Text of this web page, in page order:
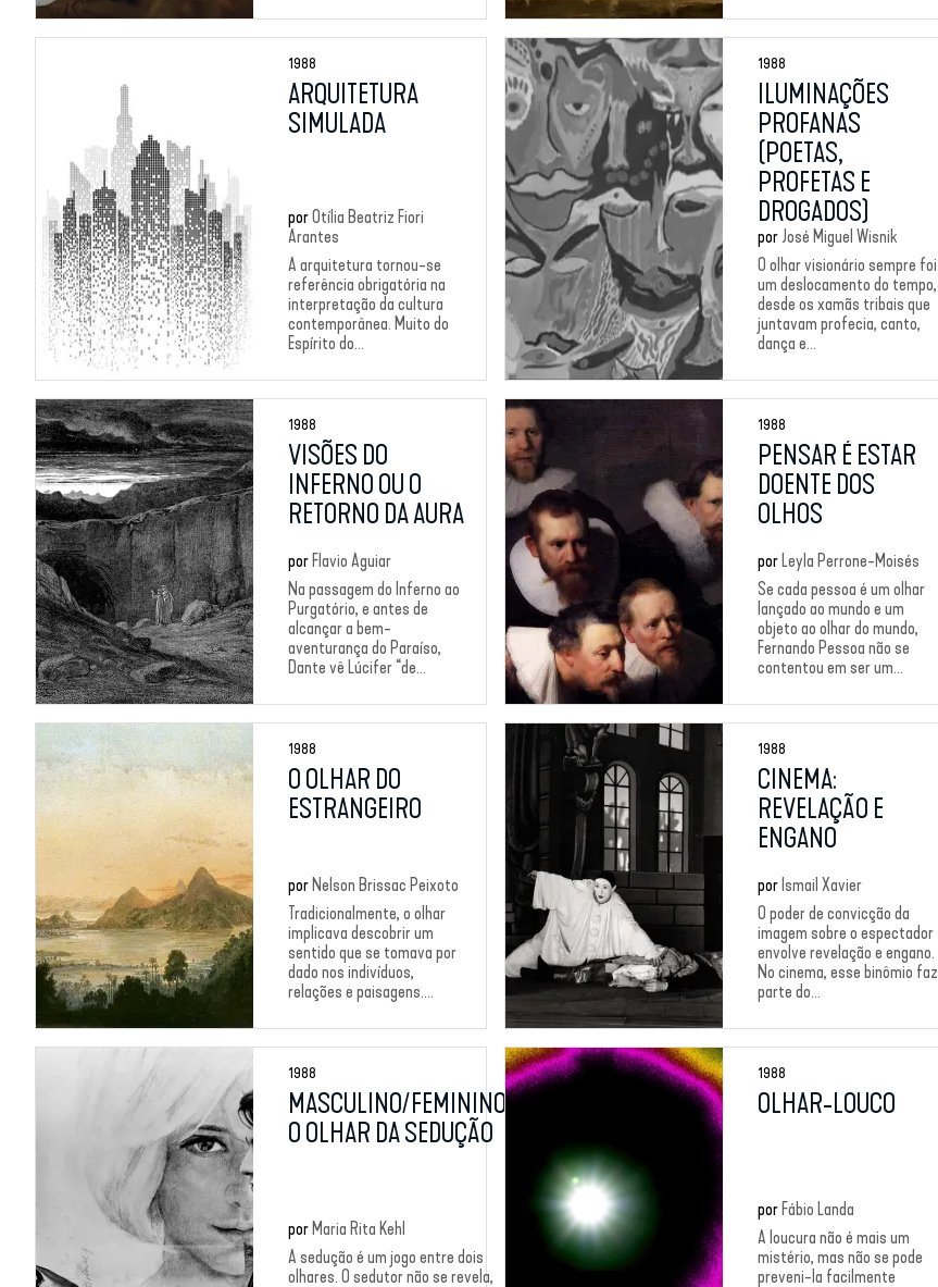
1988
ARQUITETURA
SIMULADA
porOtília Beatriz Fiori
Arantes
A arquitetura tornou-se
referência obrigatória na
interpretação da cultura
contemporânea. Muito do
Espírito do...
1988
ILUMINAÇÕES
PROFANAS
(POETAS,
PROFETAS E
DROGADOS)
por José Miguel Wisnik
O olhar visionário sempre foi
um deslocamento do tempo,
desde os xamãs tribais que
juntavam profecia, canto,
dança e...
1988
VISÕES DO
INFERNO OU O
RETORNO DA AURA
por Flavio Aguiar
Na passagem do Inferno ao
Purgatório, e antes de
alcançar a bem-
aventurança do Paraíso,
Dante vê Lúcifer “de...
1988
PENSAR É ESTAR
DOENTE DOS
OLHOS
por Leyla Perrone-Moisés
Se cada pessoa é um olhar
lançado ao mundo e um
objeto ao olhar do mundo,
Fernando Pessoa não se
contentou em ser um...
1988
O OLHAR DO
ESTRANGEIRO
por Nelson Brissac Peixoto
Tradicionalmente, o olhar
implicava descobrir um
sentido que se tomava por
dado nos indivíduos,
relações e paisagens....
1988
CINEMA:
REVELAÇÃO E
ENGANO
por Ismail Xavier
O poder de convicção da
imagem sobre o espectador
envolve revelação e engano.
No cinema, esse binômio faz
parte do...
1988
MASCULINO/FEMININO:
O OLHAR DA SEDUÇÃO
por Maria Rita Kehl
A sedução é um jogo entre dois
olhares. O sedutor não se revela,
1988
OLHAR-LOUCO
por Fábio Landa
A loucura não é mais um
mistério, mas não se pode
preveni-la facilmente